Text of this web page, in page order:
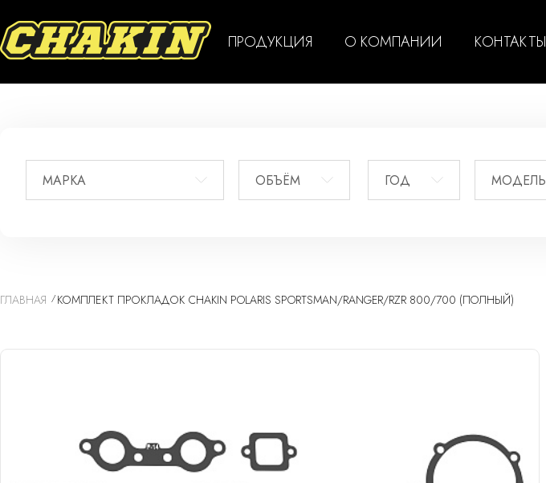
ПРОДУКЦИЯ О КОМПАНИИ КОНТАКТЫ
МАРКА ОБЪЁМ ГОД МОДЕЛЬ
ГЛАВНАЯ КОМПЛЕКТ ПРОКЛАДОК CHAKIN POLARIS SPORTSMAN/RANGER/RZR 800/700 (ПОЛНЫЙ)